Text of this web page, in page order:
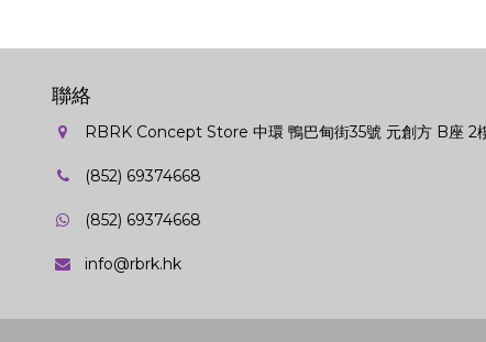
聯絡
RBRK Concept Store 中環 鴨巴甸街35號 元創方 B座 2
(852) 69374668
(852) 69374668
info@rbrk.hk